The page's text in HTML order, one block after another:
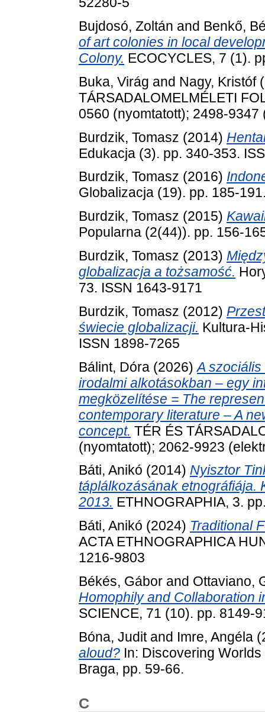
Bujdosó, Zoltán and Benkő,
of art colonies in local
Colony. ECOCYCLES, 7 (1).
Buka, Virág and Nagy, Kristóf
TÁRSADALOMELMÉLETI
0560 (nyomtatott); 2498-9347
Burdzik, Tomasz (2014)
Edukacja (3). pp. 340-353.
Burdzik, Tomasz (2016)
Globalizacja (19). pp. 185-
Burdzik, Tomasz (2015)
Popularna (2(44)). pp. 156-
Burdzik, Tomasz (2013)
globalizacja a tożsamość.
73. ISSN 1643-9171
Burdzik, Tomasz (2012)
świecie globalizacji. Kultura-
ISSN 1898-7265
Bálint, Dóra (2026)A
irodalmi alkotásokban – egy
megközelítése = The
contemporary literature – A
concept. TÉR ÉS
(nyomtatott); 2062-9923
Báti, Anikó (2014) Nyisztor
táplálkozásának etnográfiája.
2013. ETHNOGRAPHIA, 3.
Báti, Anikó (2024) Traditional
ACTA ETHNOGRAPHICA
1216-9803
Békés, Gábor and Ottaviano,
Homophily and Collaboration
SCIENCE, 71 (10). pp. 8149-
Bóna, Juditand Imre, Angéla
aloud? In: Discovering
Braga, pp. 59-66.
C